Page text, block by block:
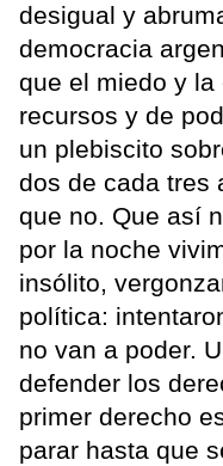
desigual y
democracia
que el miedo y
recursos y de
un plebiscito
dos de cada tres
que no. Que así
por la noche
insólito,
política:
no van a poder.
defender los
primer derecho
parar hasta que